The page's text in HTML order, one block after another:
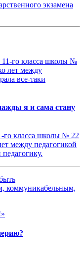
экзамена
я и сама стану
го класса школы № 22
между педагогикой
коммуникабельным,